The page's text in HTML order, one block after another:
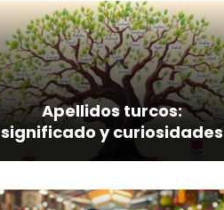
Apellidos turcos:
significado y curiosidades